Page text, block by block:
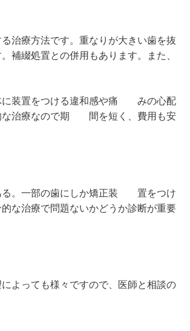
治療方法です。重なりが大きい歯を抜
補綴処置との併用もあります。また、
に装置をつける違和感や痛 みの心配
な治療なので期 間を短く、費用も安
る。一部の歯にしか矯正装 置をつけ
な治療で問題ないかどうか診断が重要
よっても様々ですので、医師と相談の